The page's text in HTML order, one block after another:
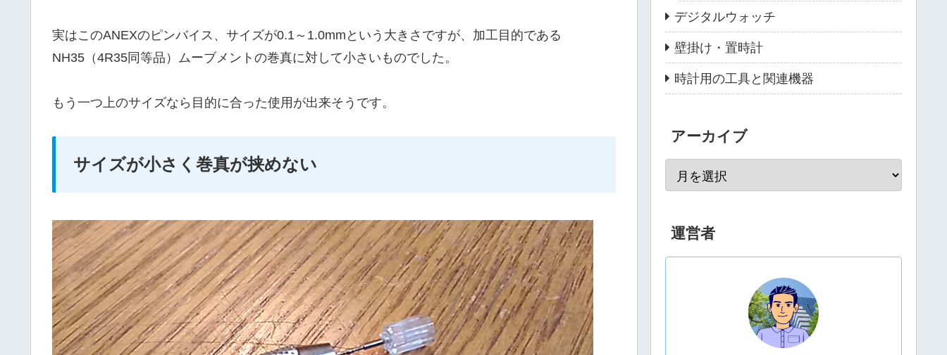
実はこのANEXのピンバイス、サイズが0.1～1.0mmという大きさですが、加工目的である
NH35（4R35同等品）ムーブメントの巻真に対して小さいものでした。
もう一つ上のサイズなら目的に合った使用が出来そうです。
サイズが小さく巻真が挟めない
デジタルウォッチ
壁掛け・置時計
時計用の工具と関連機器
アーカイブ
運営者